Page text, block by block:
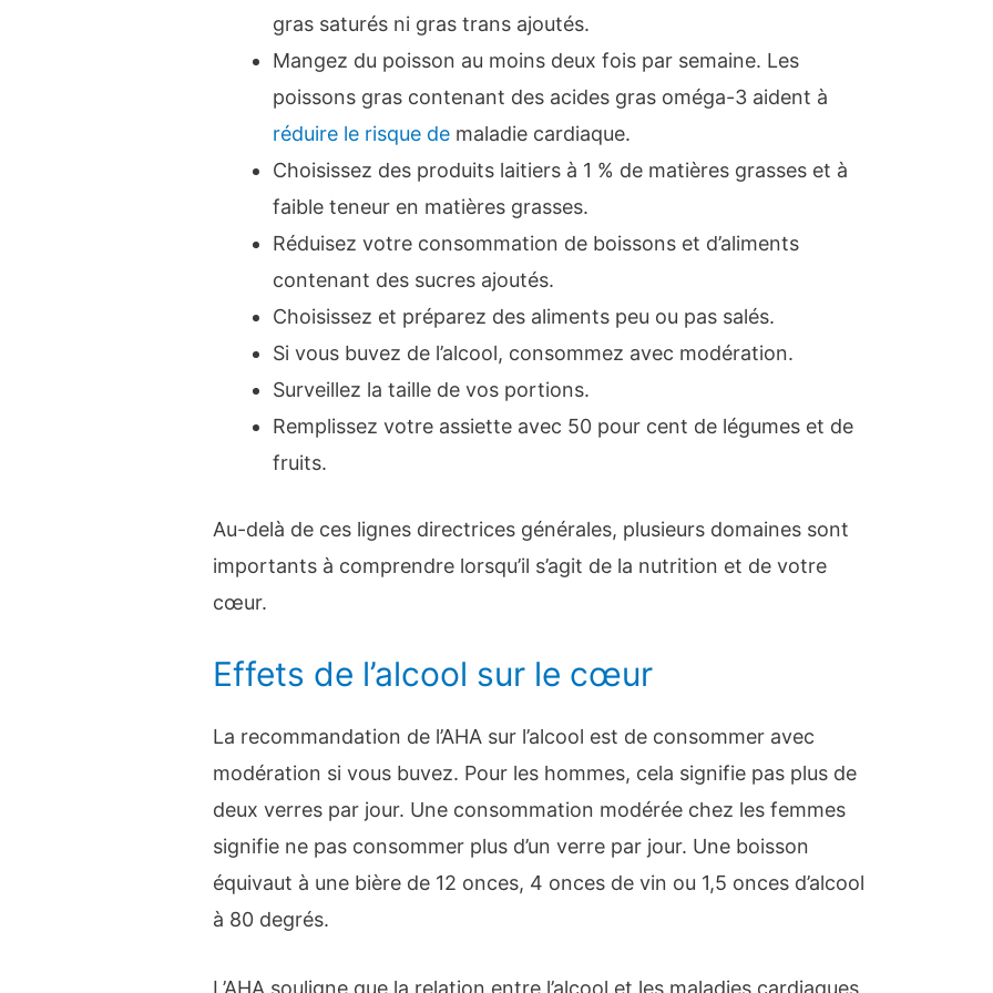
gras saturés ni gras trans ajoutés.
Mangez du poisson au moins deux fois par semaine. Les
poissons gras contenant des acides gras oméga-3 aident à
réduire le risque de maladie cardiaque.
Choisissez des produits laitiers à 1 % de matières grasses et à
faible teneur en matières grasses.
Réduisez votre consommation de boissons et d’aliments
contenant des sucres ajoutés.
Choisissez et préparez des aliments peu ou pas salés.
Si vous buvez de l’alcool, consommez avec modération.
Surveillez la taille de vos portions.
Remplissez votre assiette avec 50 pour cent de légumes et de
fruits.
Au-delà de ces lignes directrices générales, plusieurs domaines sont
importants à comprendre lorsqu’il s’agit de la nutrition et de votre
cœur.
Effets de l’alcool sur le cœur
La recommandation de l’AHA sur l’alcool est de consommer avec
modération si vous buvez. Pour les hommes, cela signifie pas plus de
deux verres par jour. Une consommation modérée chez les femmes
signifie ne pas consommer plus d’un verre par jour. Une boisson
équivaut à une bière de 12 onces, 4 onces de vin ou 1,5 onces d’alcool
à 80 degrés.
L’AHA souligne que la relation entre l’alcool et les maladies cardiaques